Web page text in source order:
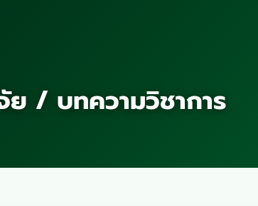
ย / บทความวิชาการ